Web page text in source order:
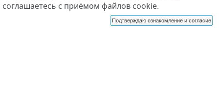
соглашаетесь с приёмом файлов cookie.
Подтверждаю ознакомление и согласие